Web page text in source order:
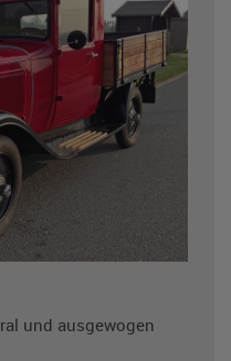
und ausgewogen